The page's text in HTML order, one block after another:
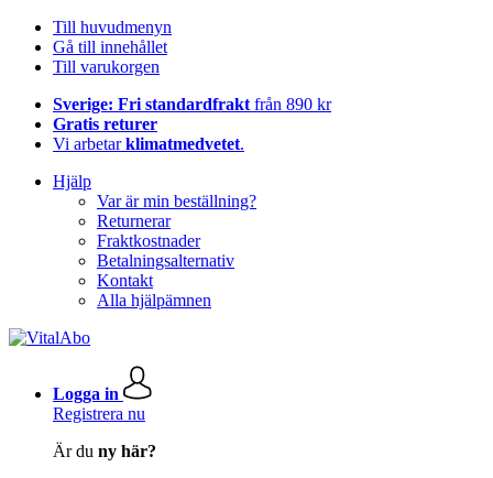
Till huvudmenyn
Gå till innehållet
Till varukorgen
Sverige: Fri standardfrakt från 890 kr
Gratis returer
Vi arbetarklimatmedvetet.
Hjälp
Var är min beställning?
Returnerar
Fraktkostnader
Betalningsalternativ
Kontakt
Alla hjälpämnen
Logga in
Registrera nu
Är du ny här?